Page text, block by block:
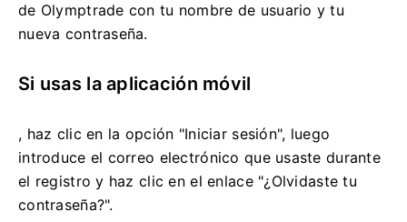
de Olymptrade con tu nombre de usuario y tu
nueva contraseña.
Si usas la aplicación móvil
, haz clic en la opción "Iniciar sesión", luego
introduce el correo electrónico que usaste durante
el registro y haz clic en el enlace "¿Olvidaste tu
contraseña?".